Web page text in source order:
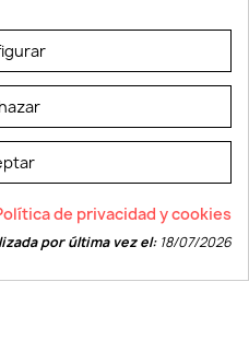
- 2026
según las normas dictadas por la
de privacidad y cookies
por última vez el:18/07/2026